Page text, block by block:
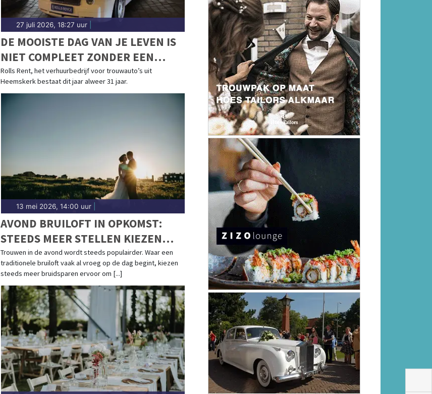
27 juli 2026, 18:27 uur|
DE MOOISTE DAG VAN JE LEVEN IS
NIET COMPLEET ZONDER EEN
MOOIE TROUWAUTO
Rolls Rent, het verhuurbedrijf voor trouwauto’s uit
Heemskerk bestaat dit jaar alweer 31 jaar.
13 mei 2026, 14:00 uur|
AVOND BRUILOFT IN OPKOMST:
STEEDS MEER STELLEN KIEZEN
VOOR EEN CEREMONIE BIJ
ZONSONDERGANG
Trouwen in de avond wordt steeds populairder. Waar een
traditionele bruiloft vaak al vroeg op de dag begint, kiezen
steeds meer bruidsparen ervoor om [...]